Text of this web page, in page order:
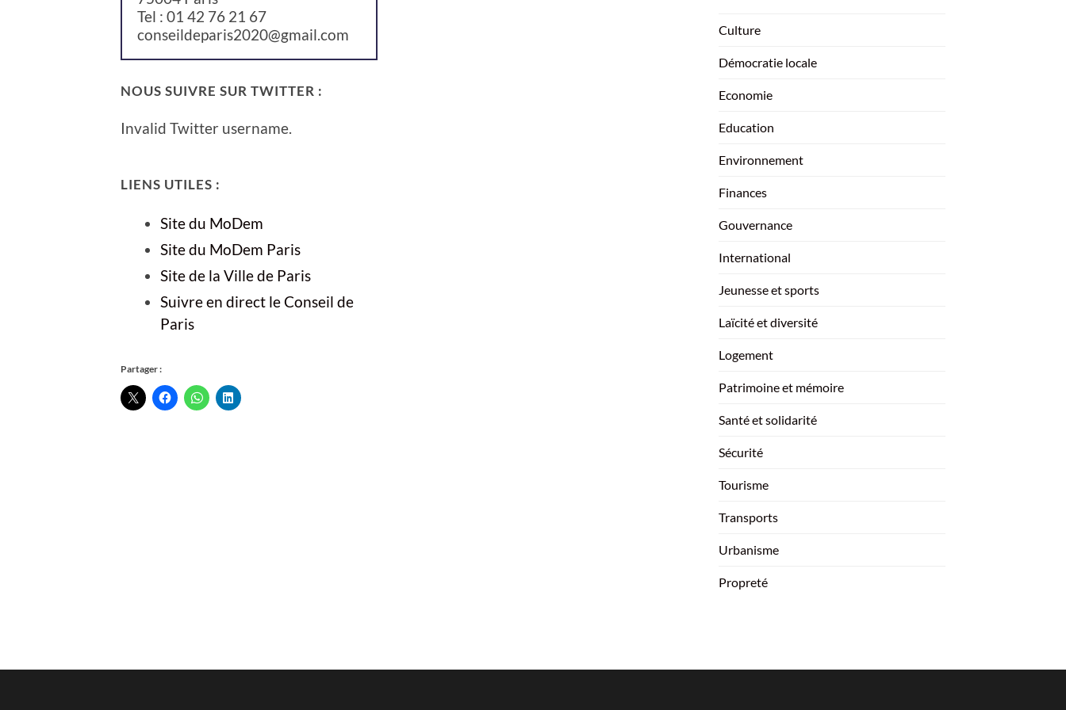
Tel : 01 42 76 21 67
conseildeparis2020@gmail.com
NOUS SUIVRE SUR TWITTER :
Invalid Twitter username.
LIENS UTILES :
Site du MoDem
Site du MoDem Paris
Site de la Ville de Paris
Suivre en direct le Conseil de
Paris
Partager :
Culture
Démocratie locale
Economie
Education
Environnement
Finances
Gouvernance
International
Jeunesse et sports
Laïcité et diversité
Logement
Patrimoine et mémoire
Santé et solidarité
Sécurité
Tourisme
Transports
Urbanisme
Propreté